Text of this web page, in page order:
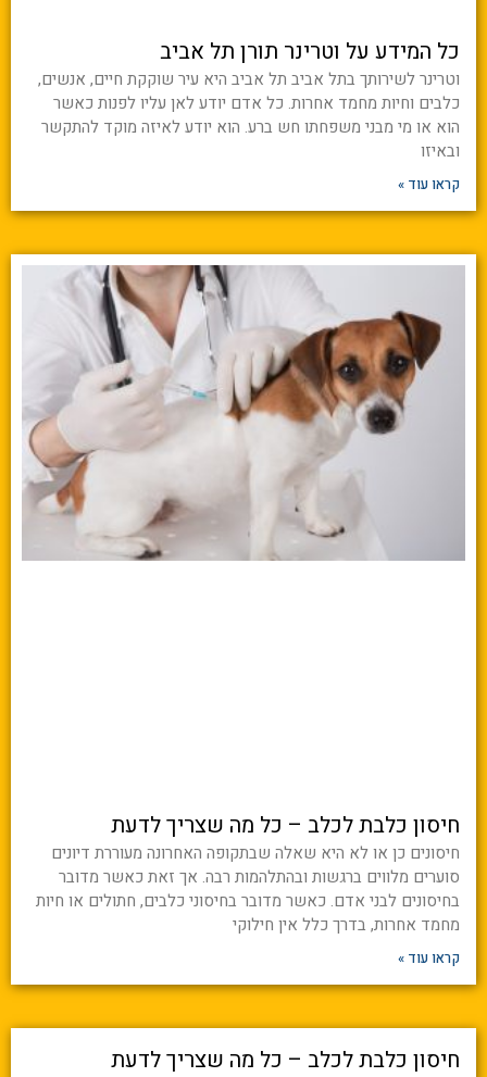
כל המידע על וטרינר תורן תל אביב
וטרינר לשירותך בתל אביב תל אביב היא עיר שוקקת חיים, אנשים,
כלבים וחיות מחמד אחרות. כל אדם יודע לאן עליו לפנות כאשר
הוא או מי מבני משפחתו חש ברע. הוא יודע לאיזה מוקד להתקשר
ובאיזו
קראו עוד »
חיסון כלבת לכלב – כל מה שצריך לדעת
חיסונים כן או לא היא שאלה שבתקופה האחרונה מעוררת דיונים
סוערים מלווים ברגשות ובהתלהמות רבה. אך זאת כאשר מדובר
בחיסונים לבני אדם. כאשר מדובר בחיסוני כלבים, חתולים או חיות
מחמד אחרות, בדרך כלל אין חילוקי
קראו עוד »
חיסון כלבת לכלב – כל מה שצריך לדעת